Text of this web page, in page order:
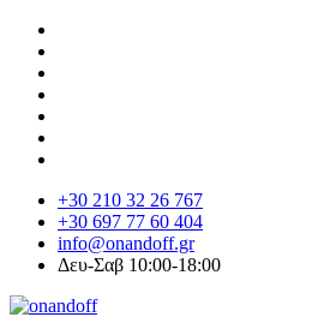
+30 210 32 26 767
+30 697 77 60 404
info@onandoff.gr
Δευ-Σαβ 10:00-18:00